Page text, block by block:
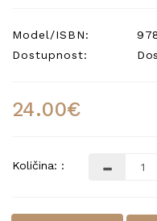
Model/ISBN:
Dostupnost:
24.00€
Količina: :